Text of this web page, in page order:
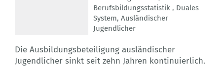
Berufsbildungsstatistik , Duales
System, Ausländischer
Jugendlicher
Die Ausbildungsbeteiligung ausländischer
Jugendlicher sinkt seit zehn Jahren kontinuierlich.